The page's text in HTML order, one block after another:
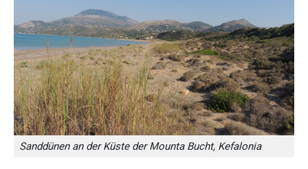
Sanddünen an der Küste der Mounta Bucht, Kefalonia